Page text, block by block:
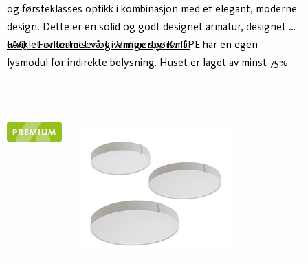
og førsteklasses optikk i kombinasjon med et elegant, moderne
design. Dette er en solid og godt designet armatur, designet og
utviklet av teamet vårt i Vimmerby. Kvill PE har en egen
lysmodul for indirekte belysning. Huset er laget av minst 75%
wireopphengssett på 250 - 5000 mm. Kvill er også tilgjengelig
som innfelt og for utenpåliggende montering.
FAQ – Forkortelser og vanlige spørsmål